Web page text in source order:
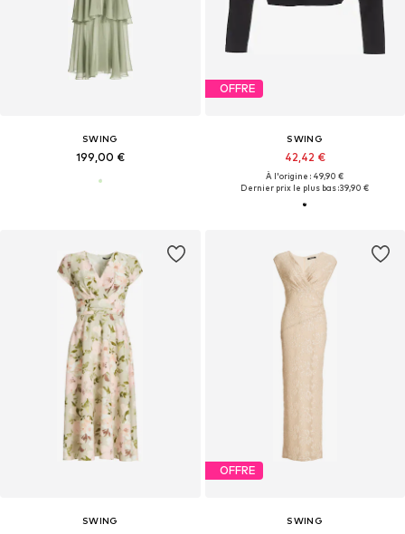
SWING
199,00 €
OFFRE
SWING
42,42 €
À l'origine : 49,90 €
Dernier prix le plus bas :39,90 €
SWING
OFFRE
SWING